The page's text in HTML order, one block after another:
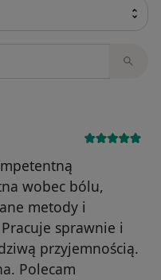
wobec bólu,
metody i
sprawnie i
przyjemnością.
Polecam